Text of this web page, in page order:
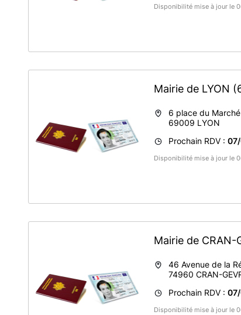
Disponibilité mise à jour le
Mairie de LYON
6 place du Marché
69009 LYON
Prochain RDV :
Disponibilité mise à jour le
Mairie de CRAN-
46 Avenue de la
74960 CRAN-
Prochain RDV :
Disponibilité mise à jour le